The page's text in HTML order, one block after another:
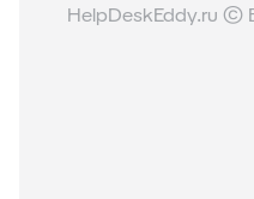
HelpDeskEddy.ru